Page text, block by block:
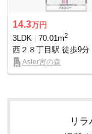
14.3万円
3LDK
70.01m2
西２８丁目駅 徒歩9分
Aster宮の森
リ